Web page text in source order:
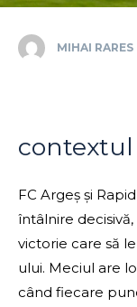
MIHAI RARES
FC Argeș și
întâlnire
victorie care să
ului. Meciul are
când fiecare